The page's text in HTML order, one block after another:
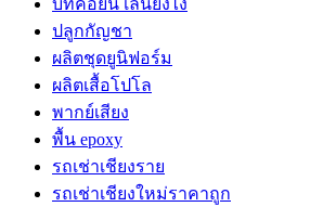
ปลูกกัญชา
ผลิตชุดยูนิฟอร์ม
ผลิตเสื้อโปโล
พากย์เสียง
พื้น epoxy
รถเช่าเชียงราย
รถเช่าเชียงใหม่ราคาถูก